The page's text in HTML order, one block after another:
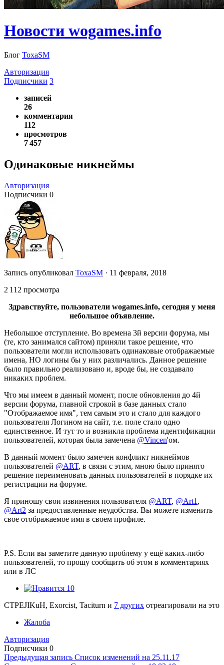
Новости wogames.info
Блог ToxaSM
Авторизация
Подписчики 3
записей
26
комментария
112
просмотров
7 457
Одинаковые никнеймы
Авторизация
Подписчики 0
Запись опубликовал ToxaSM · 11 февраля, 2018
2 112 просмотра
Здравствуйте, пользователи wogames.info, сегодня у меня
небольшое объявление.
Небольшое отступление. Во времена 3й версии форума, мы
(те, кто занимался сайтом) приняли такое решение, что
пользователи могли использовать одинаковые отображаемые
имена, НО логины бы у них различались. Данное решение
было правильно реализовано и, вроде бы, не создавало
никаких проблем.
Что мы имеем в данный момент, после обновления до 4й
версии форума, главной строкой в базе данных стало
"Отображаемое имя", тем самым это и стало для каждого
пользователя Логином на сайт, т.е. поле стало одно
единственное. И тут то и возникла проблема идентификации
пользователей, которая была замечена @Vincen'ом.
В данный момент было замечен конфликт никнеймов
пользователей @ART, в связи с этим, мною было принято
решение переименовать данных пользователей в порядке их
регистрации на форуме.
Я приношу свои извинения пользователя @ART, @Art1 ,
@Art2 за предоставленные неудобства. Вы можете изменить
свое отображаемое имя в своем профиле.
P.S. Если вы заметите данную проблему у ещё каких-либо
пользователей, то прошу сообщить об этом в комментариях
или в ЛС
10
CTPEJIKuH, Exorcist, Taciturn и 7 других отреагировали на это
Жалоба
Авторизация
Подписчики 0
Предыдущая запись Список изменений на 25.11.17